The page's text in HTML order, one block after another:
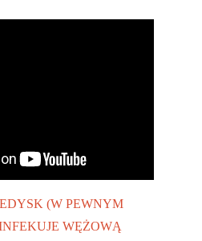
(W PEWNYM
WĘŻOWĄ